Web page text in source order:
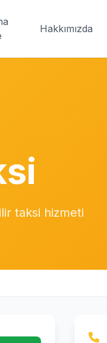
Hakkımızda
taksi hizmeti